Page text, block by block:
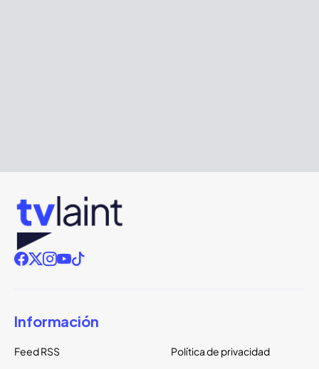
Información
Feed RSS Política de privacidad